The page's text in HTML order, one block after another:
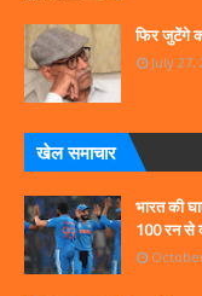
फिर जुटेंगे
July 27,
खेल समाचार
भारत की
100 रन से